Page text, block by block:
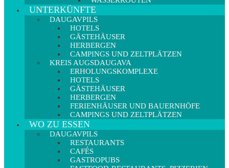
UNTERKÜNFTE
DAUGAVPILS
HOTELS
GÄSTEHÄUSER
HERBERGEN
CAMPINGS UND ZELTPLÄTZEN
KREIS AUGSDAUGAVA
ERHOLUNGSKOMPLEXE
HOTELS
GÄSTEHÄUSER
HERBERGEN
FERIENHÄUSER UND BAUERNHÖFE
CAMPINGS UND ZELTPLÄTZEN
WO ZU ESSEN
DAUGAVPILS
RESTAURANTS
CAFÉS
GASTROPUBS